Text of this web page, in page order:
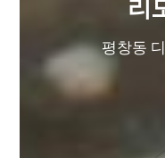
리
평창동